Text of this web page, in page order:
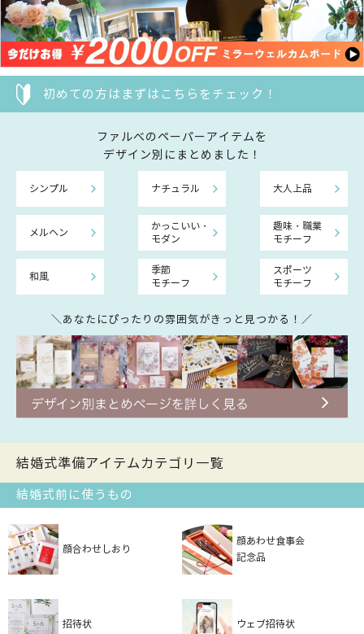
初めての方はまずはこちらをチェック！
ファルべのペーパーアイテムを
デザイン別にまとめました！
シンプル ナチュラル 大人上品
メルヘン
かっこいい・
モダン
趣味・職業
モチーフ
和風
季節
モチーフ
スポーツ
モチーフ
＼あなたにぴったりの雰囲気がきっと見つかる！／
結婚式準備アイテムカテゴリ一覧
結婚式前に使うもの
顔合わせしおり
顔あわせ食事会
記念品
招待状 ウェブ招待状